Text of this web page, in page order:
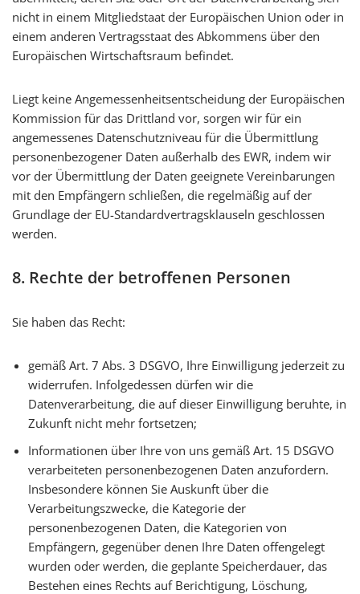
nicht in einem Mitgliedstaat der Europäischen Union oder in
einem anderen Vertragsstaat des Abkommens über den
Europäischen Wirtschaftsraum befindet.
Liegt keine Angemessenheitsentscheidung der Europäischen
Kommission für das Drittland vor, sorgen wir für ein
angemessenes Datenschutzniveau für die Übermittlung
personenbezogener Daten außerhalb des EWR, indem wir
vor der Übermittlung der Daten geeignete Vereinbarungen
mit den Empfängern schließen, die regelmäßig auf der
Grundlage der EU-Standardvertragsklauseln geschlossen
werden.
8. Rechte der betroffenen Personen
Sie haben das Recht:
gemäß Art. 7 Abs. 3 DSGVO, Ihre Einwilligung jederzeit zu
widerrufen. Infolgedessen dürfen wir die
Datenverarbeitung, die auf dieser Einwilligung beruhte, in
Zukunft nicht mehr fortsetzen;
Informationen über Ihre von uns gemäß Art. 15 DSGVO
verarbeiteten personenbezogenen Daten anzufordern.
Insbesondere können Sie Auskunft über die
Verarbeitungszwecke, die Kategorie der
personenbezogenen Daten, die Kategorien von
Empfängern, gegenüber denen Ihre Daten offengelegt
wurden oder werden, die geplante Speicherdauer, das
Bestehen eines Rechts auf Berichtigung, Löschung,